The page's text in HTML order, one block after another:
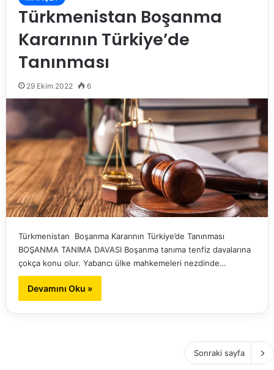
Türkmenistan Boşanma
Kararının Türkiye’de
Tanınması
29 Ekim 2022 6
Türkmenistan Boşanma Kararının Türkiye’de Tanınması
BOŞANMA TANIMA DAVASI Boşanma tanıma tenfiz davalarına
çokça konu olur. Yabancı ülke mahkemeleri nezdinde…
Devamını Oku »
Sonraki sayfa